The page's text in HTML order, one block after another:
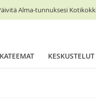
Alma-tunnuksesi
KESKUSTELUT